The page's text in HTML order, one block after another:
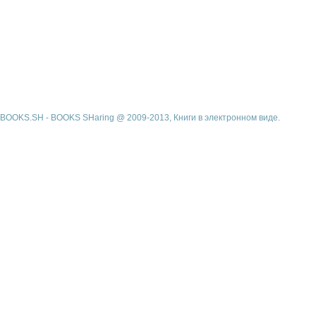
BOOKS.SH - BOOKS SHaring @ 2009-2013, Книги в электронном виде.